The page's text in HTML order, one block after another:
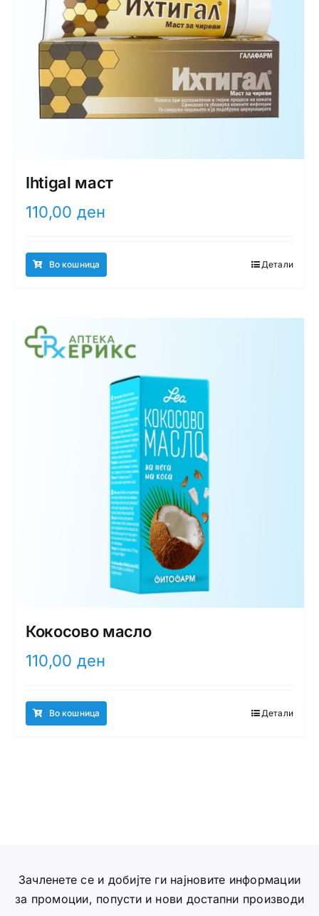
Ihtigal маст
110,00 ден
Во кошница Детали
Кокосово масло
110,00 ден
Во кошница Детали
Зачленете се и добијте ги најновите информации
за промоции, попусти и нови достапни производи